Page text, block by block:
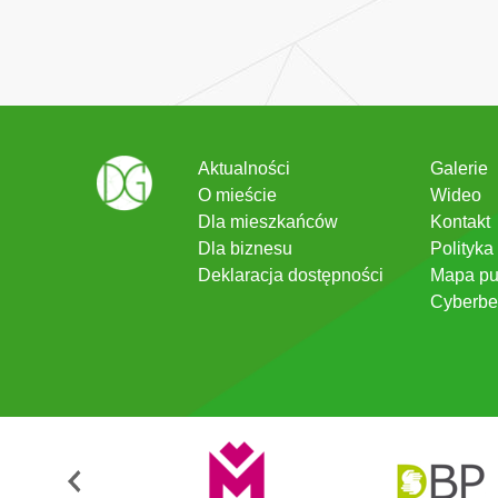
Aktualności
O mieście
Dla mieszkańców
Dla biznesu
Deklaracja dostępności
Galerie
Wideo
Kontakt
Mapa